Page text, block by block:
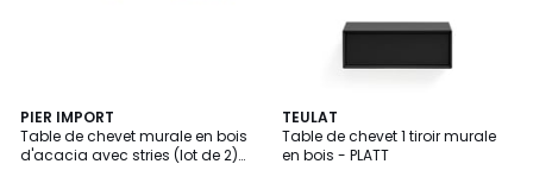
PIER IMPORT
Table de chevet murale en bois
d'acacia avec stries (lot de 2)
TEULAT
Table de chevet 1 tiroir murale
en bois - PLATT
4,5
/ 5